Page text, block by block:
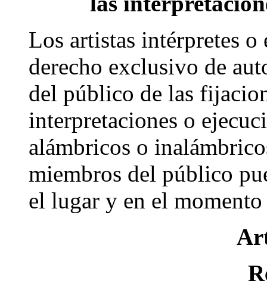
Los artistas intérpretes o
derecho exclusivo de
del público de las
interpretaciones o
alámbricos o
miembros del público
el lugar y en el